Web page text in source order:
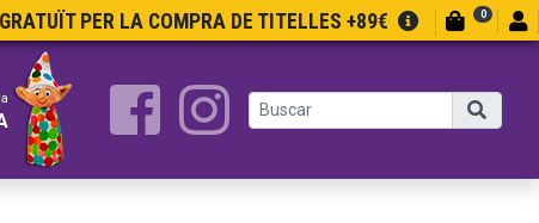
PER LA COMPRA DE TITELLES +89€ 0